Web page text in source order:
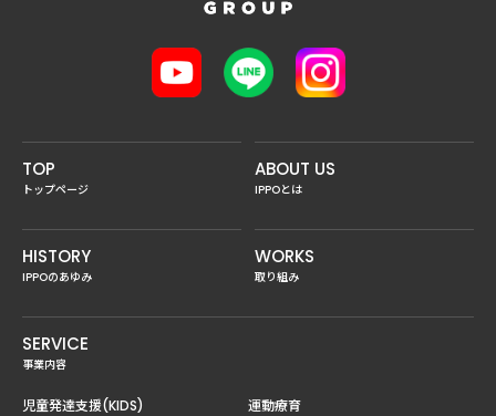
TOP
トップページ
ABOUT US
IPPOとは
HISTORY
IPPOのあゆみ
WORKS
取り組み
SERVICE
事業内容
児童発達支援(KIDS) 運動療育